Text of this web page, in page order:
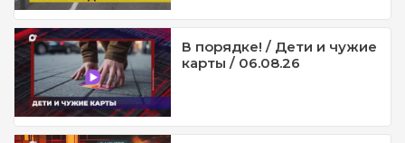
В порядке! / Дети и чужие
карты / 06.08.26